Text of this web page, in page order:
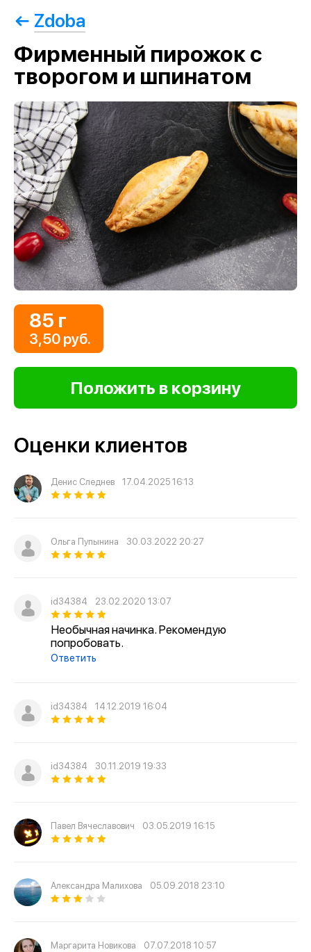
Zdoba
Фирменный пирожок с
творогом и шпинатом
85 г
3,50 руб.
Оценки клиентов
Денис Следнев 17.04.2025 16:13
Ольга Пупынина 30.03.2022 20:27
id34384 23.02.2020 13:07
Необычная начинка. Рекомендую
попробовать.
Ответить
id34384 14.12.2019 16:04
id34384 30.11.2019 19:33
Павел Вячеславович 03.05.2019 16:15
Александра Малихова 05.09.2018 23:10
Маргарита Новикова 07.07.2018 10:57